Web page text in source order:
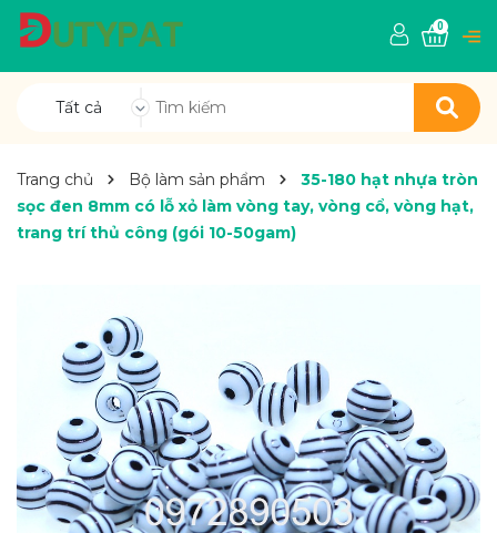
Tất cả
0
Trang chủ Bộ làm sản phẩm
35-180 hạt nhựa tròn
sọc đen 8mm có lỗ xỏ làm vòng tay, vòng cổ, vòng hạt,
trang trí thủ công (gói 10-50gam)